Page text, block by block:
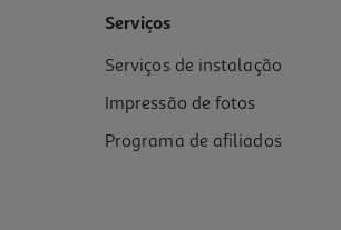
Serviços
Serviços de instalação
Impressão de fotos
Programa de afiliados